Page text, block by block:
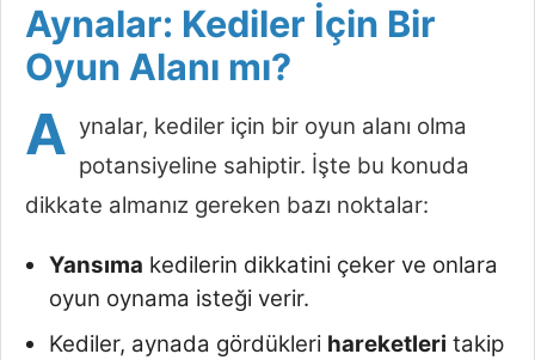
Aynalar: Kediler İçin Bir
Oyun Alanı mı?
A ynalar, kediler için bir oyun alanı olma
potansiyeline sahiptir. İşte bu konuda
dikkate almanız gereken bazı noktalar:
Yansıma kedilerin dikkatini çeker ve onlara
oyun oynama isteği verir.
Kediler, aynada gördükleri hareketleri takip